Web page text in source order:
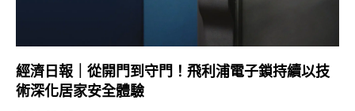
經濟日報｜從開門到守門！飛利浦電子鎖持續以技
術深化居家安全體驗